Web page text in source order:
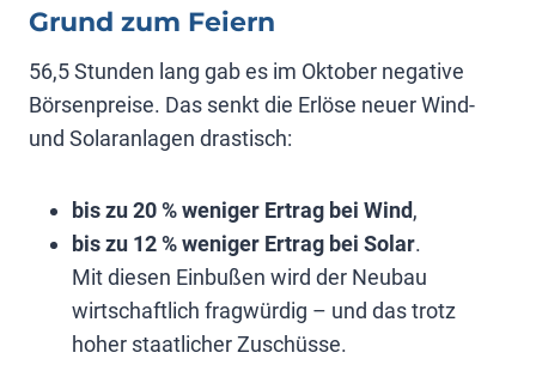
Grund zum Feiern
56,5 Stunden lang gab es im Oktober negative
Börsenpreise. Das senkt die Erlöse neuer Wind-
und Solaranlagen drastisch:
bis zu 20 % weniger Ertrag bei Wind,
bis zu 12 % weniger Ertrag bei Solar.
Mit diesen Einbußen wird der Neubau
wirtschaftlich fragwürdig – und das trotz
hoher staatlicher Zuschüsse.